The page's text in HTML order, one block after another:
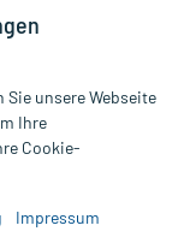
für
Arzt. Bitte
unsere Webseite
Ihre
Cookie-
Impressum